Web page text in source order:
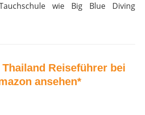
wie Big Blue Diving
Reiseführer bei
ansehen*